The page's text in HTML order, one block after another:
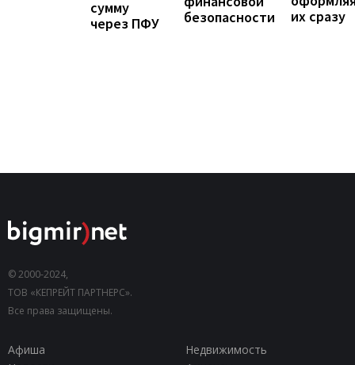
сумму
через ПФУ
безопасности
их сразу
© 2000-2024,
ТОВ «КЕПРЕЙТ ПАРТНЕРС».
Все права защищены.
Афиша
Недвижимость